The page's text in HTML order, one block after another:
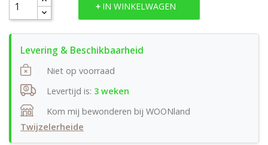
IN WINKELWAGEN
Niet op voorraad
Levertijd is: 3 weken
Kom mij bewonderen bij WOONland
Twijzelerheide